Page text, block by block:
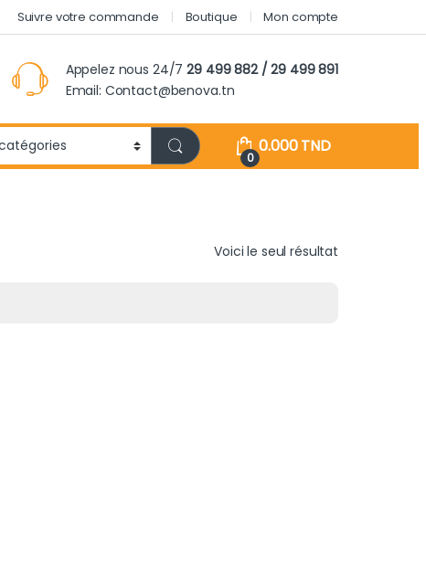
Suivre votre commande Boutique Mon compte
Appelez nous 24/729 499 882 / 29 499 891
Email: Contact@benova.tn
0
0.000TND
Voici le seul résultat